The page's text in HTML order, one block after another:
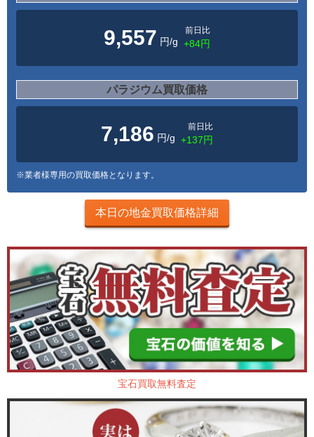
9,557 円/g
前日比
+84円
パラジウム買取価格
7,186 円/g
前日比
+137円
※業者様専用の買取価格となります。
本日の地金買取価格詳細
宝石買取無料査定